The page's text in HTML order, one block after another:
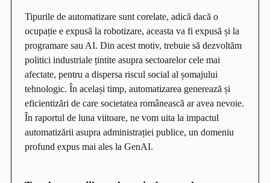
Tipurile de automatizare sunt corelate, adică dacă o
ocupație e expusă la robotizare, aceasta va fi expusă și la
programare sau AI. Din acest motiv, trebuie să dezvoltăm
politici industriale țintite asupra sectoarelor cele mai
afectate, pentru a dispersa riscul social al șomajului
tehnologic. În același timp, automatizarea generează și
eficientizări de care societatea românească ar avea nevoie.
În raportul de luna viitoare, ne vom uita la impactul
automatizării asupra administrației publice, un domeniu
profund expus mai ales la GenAI.